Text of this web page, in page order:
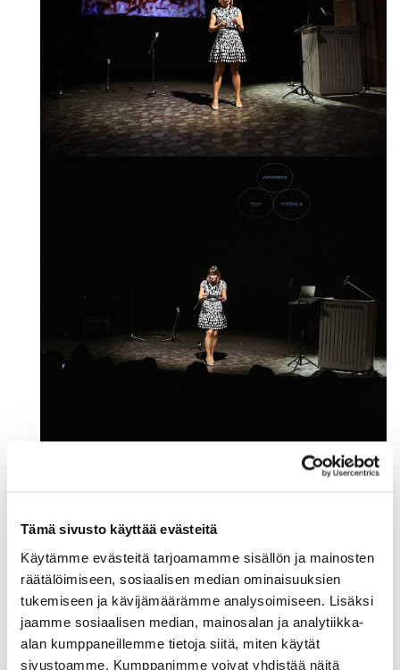
Tämä sivusto käyttää evästeitä
Käytämme evästeitä tarjoamamme sisällön ja mainosten
räätälöimiseen, sosiaalisen median ominaisuuksien
tukemiseen ja kävijämäärämme analysoimiseen. Lisäksi
jaamme sosiaalisen median, mainosalan ja analytiikka-
alan kumppaneillemme tietoja siitä, miten käytät
sivustoamme. Kumppanimme voivat yhdistää näitä